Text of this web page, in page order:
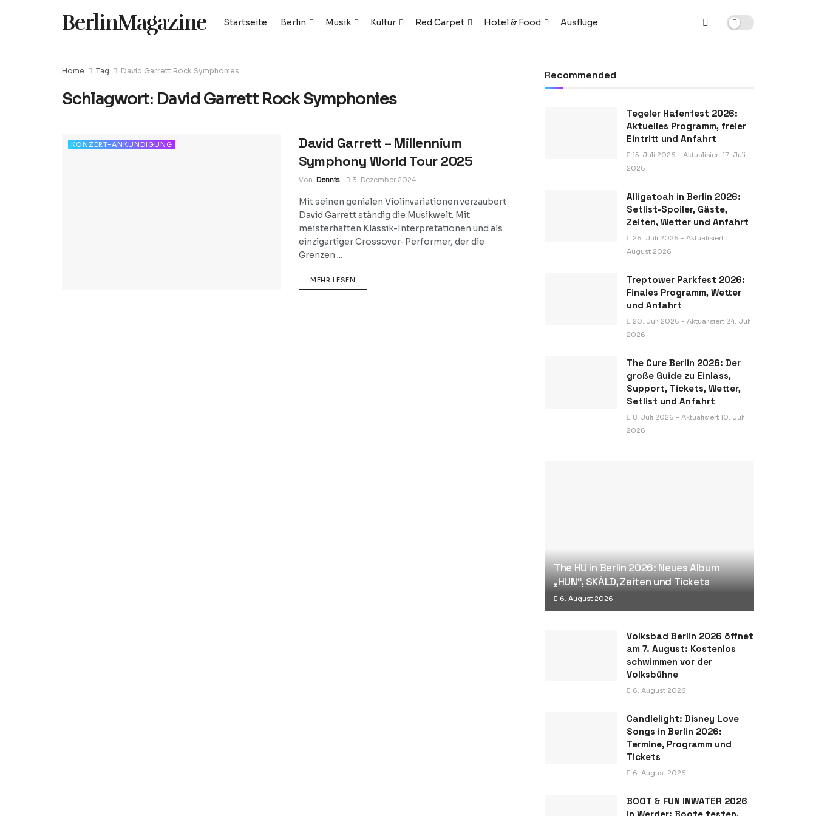
BerlinMagazine Startseite Berlin Musik Kultur Red Carpet Hotel & Food Ausflüge
Home Tag David Garrett Rock Symphonies
Schlagwort: David Garrett Rock Symphonies
KONZERT-ANKÜNDIGUNG
David Garrett – Millennium
Symphony World Tour 2025
Von Dennis 3. Dezember 2024
Mit seinen genialen Violinvariationen verzaubert
David Garrett ständig die Musikwelt. Mit
meisterhaften Klassik-Interpretationen und als
einzigartiger Crossover-Performer, der die
Grenzen ...
MEHR LESEN
Recommended
Tegeler Hafenfest 2026:
Aktuelles Programm, freier
Eintritt und Anfahrt
15. Juli 2026 - Aktualisiert 17. Juli
2026
Alligatoah in Berlin 2026:
Setlist-Spoiler, Gäste,
Zeiten, Wetter und Anfahrt
26. Juli 2026 - Aktualisiert 1.
August 2026
Treptower Parkfest 2026:
Finales Programm, Wetter
und Anfahrt
20. Juli 2026 - Aktualisiert 24. Juli
2026
The Cure Berlin 2026: Der
große Guide zu Einlass,
Support, Tickets, Wetter,
Setlist und Anfahrt
8. Juli 2026 - Aktualisiert 10. Juli
2026
The HU in Berlin 2026: Neues Album
„HUN“, SKÁLD, Zeiten und Tickets
6. August 2026
Volksbad Berlin 2026 öffnet
am 7. August: Kostenlos
schwimmen vor der
Volksbühne
6. August 2026
Candlelight: Disney Love
Songs in Berlin 2026:
Termine, Programm und
Tickets
6. August 2026
BOOT & FUN INWATER 2026
in Werder: Boote testen,